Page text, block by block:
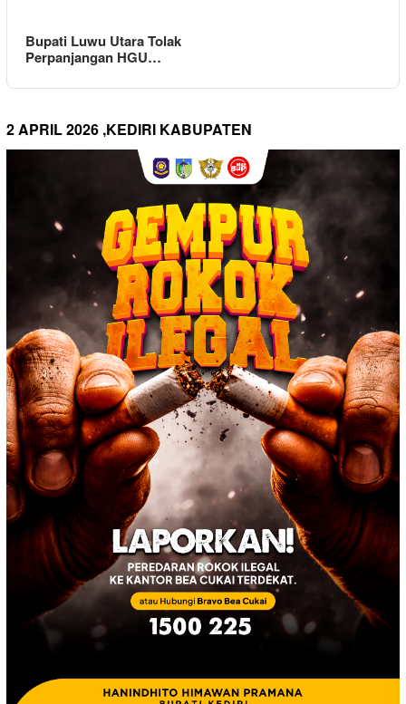
Bupati Luwu Utara Tolak
Perpanjangan HGU…
2 APRIL 2026 ,KEDIRI KABUPATEN